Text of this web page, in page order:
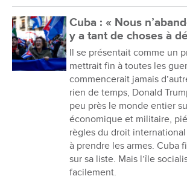
Cuba : « Nous
y a tant de choses à
Il se présentait comme un
mettrait fin à toutes les
commencerait jamais
rien de temps, Donald
peu près le monde entier
économique et militaire,
règles du droit
à prendre les armes. Cuba
sur sa liste. Mais l’île
facilement.